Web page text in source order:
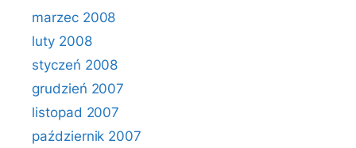
marzec 2008
luty 2008
styczeń 2008
grudzień 2007
listopad 2007
październik 2007